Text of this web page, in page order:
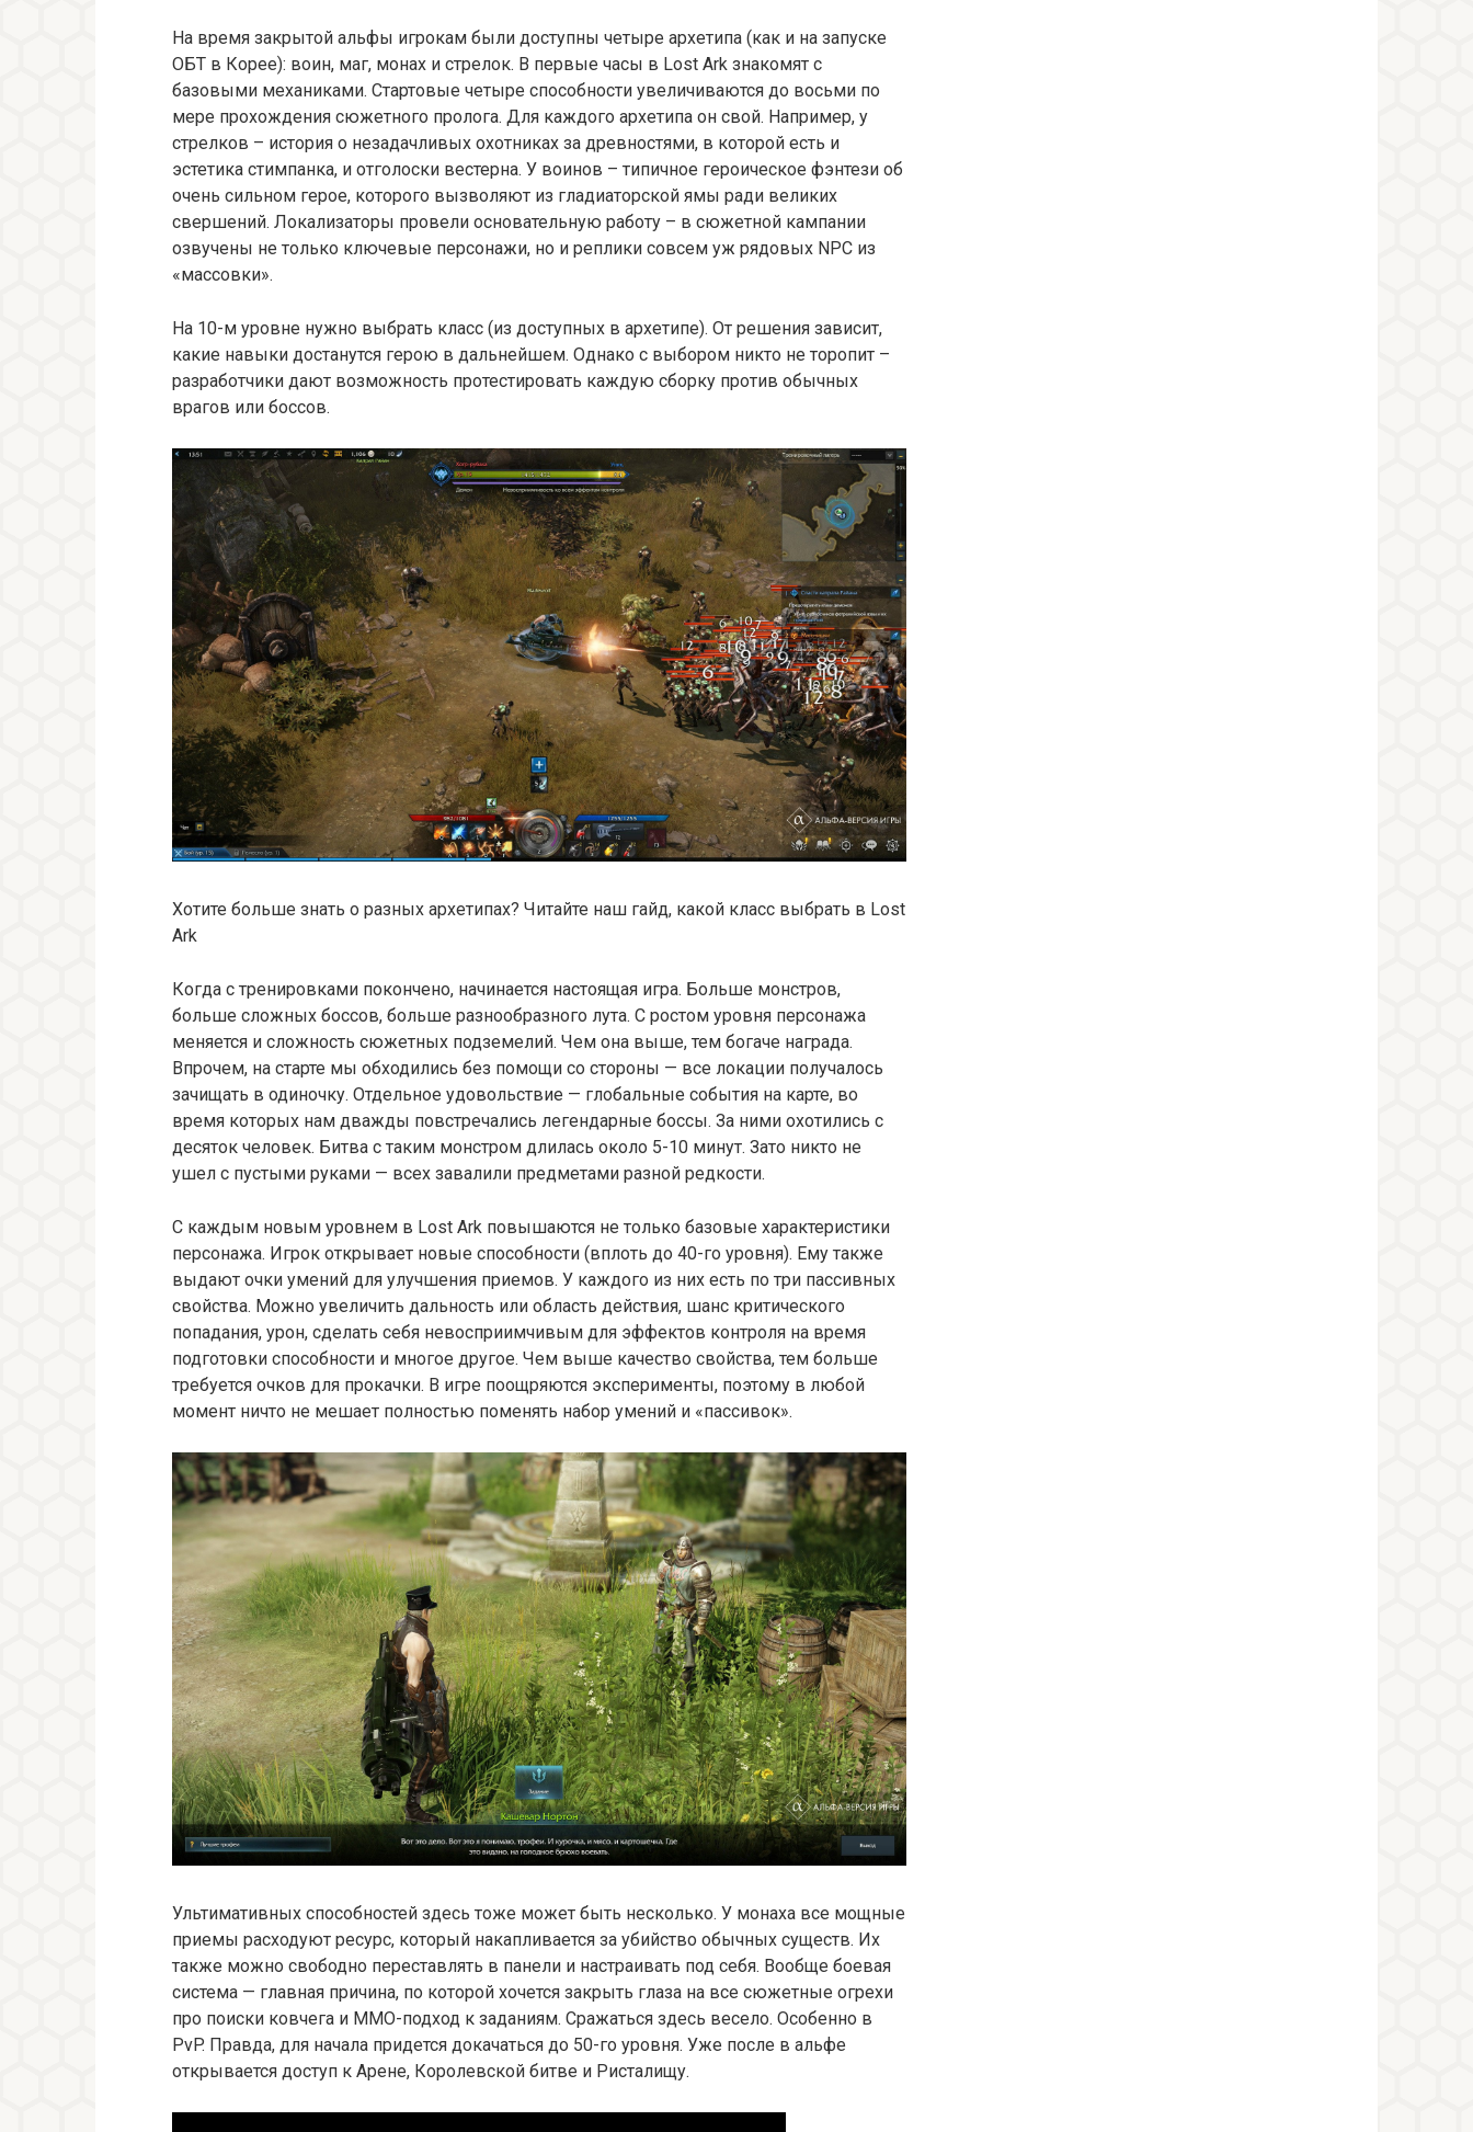
На время закрытой альфы игрокам были доступны четыре архетипа (как и на запуске
ОБТ в Корее): воин, маг, монах и стрелок. В первые часы в Lost Ark знакомят с
базовыми механиками. Стартовые четыре способности увеличиваются до восьми по
мере прохождения сюжетного пролога. Для каждого архетипа он свой. Например, у
стрелков – история о незадачливых охотниках за древностями, в которой есть и
эстетика стимпанка, и отголоски вестерна. У воинов – типичное героическое фэнтези об
очень сильном герое, которого вызволяют из гладиаторской ямы ради великих
свершений. Локализаторы провели основательную работу – в сюжетной кампании
озвучены не только ключевые персонажи, но и реплики совсем уж рядовых NPC из
«массовки».
На 10-м уровне нужно выбрать класс (из доступных в архетипе). От решения зависит,
какие навыки достанутся герою в дальнейшем. Однако с выбором никто не торопит –
разработчики дают возможность протестировать каждую сборку против обычных
врагов или боссов.
Хотите больше знать о разных архетипах? Читайте наш гайд, какой класс выбрать в Lost
Ark
Когда с тренировками покончено, начинается настоящая игра. Больше монстров,
больше сложных боссов, больше разнообразного лута. С ростом уровня персонажа
меняется и сложность сюжетных подземелий. Чем она выше, тем богаче награда.
Впрочем, на старте мы обходились без помощи со стороны — все локации получалось
зачищать в одиночку. Отдельное удовольствие — глобальные события на карте, во
время которых нам дважды повстречались легендарные боссы. За ними охотились с
десяток человек. Битва с таким монстром длилась около 5-10 минут. Зато никто не
ушел с пустыми руками — всех завалили предметами разной редкости.
С каждым новым уровнем в Lost Ark повышаются не только базовые характеристики
персонажа. Игрок открывает новые способности (вплоть до 40-го уровня). Ему также
выдают очки умений для улучшения приемов. У каждого из них есть по три пассивных
свойства. Можно увеличить дальность или область действия, шанс критического
попадания, урон, сделать себя невосприимчивым для эффектов контроля на время
подготовки способности и многое другое. Чем выше качество свойства, тем больше
требуется очков для прокачки. В игре поощряются эксперименты, поэтому в любой
момент ничто не мешает полностью поменять набор умений и «пассивок».
Ультимативных способностей здесь тоже может быть несколько. У монаха все мощные
приемы расходуют ресурс, который накапливается за убийство обычных существ. Их
также можно свободно переставлять в панели и настраивать под себя. Вообще боевая
система — главная причина, по которой хочется закрыть глаза на все сюжетные огрехи
про поиски ковчега и ММО-подход к заданиям. Сражаться здесь весело. Особенно в
PvP. Правда, для начала придется докачаться до 50-го уровня. Уже после в альфе
открывается доступ к Арене, Королевской битве и Ристалищу.